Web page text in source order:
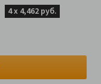
4 х 4,462 руб.